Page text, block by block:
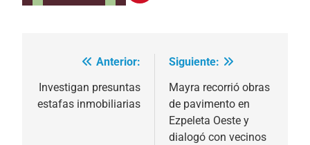
Navegación
de
Anterior:
Investigan presuntas
estafas inmobiliarias
Siguiente:
Mayra recorrió obras
de pavimento en
Ezpeleta Oeste y
dialogó con vecinos